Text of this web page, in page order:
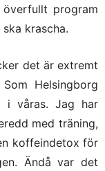
program
krascha.
det är extremt
Helsingborg
i våras. Jag har
med träning,
koffeindetox för
Ändå var det